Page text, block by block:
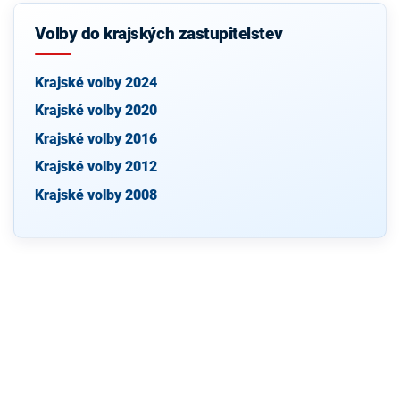
Volby do krajských zastupitelstev
Krajské volby 2024
Krajské volby 2020
Krajské volby 2016
Krajské volby 2012
Krajské volby 2008